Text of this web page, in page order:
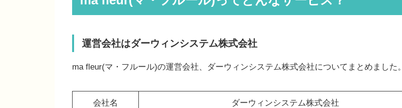
運営会社はダーウィンシステム株式会社
ma fleur(マ・フルール)の運営会社、ダーウィンシステム株式会社についてまとめました。
会社名 ダーウィンシステム株式会社